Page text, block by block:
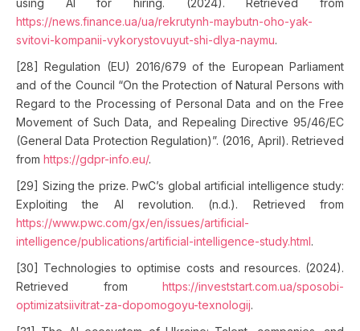
using AI for hiring. (2024). Retrieved from
https://news.finance.ua/ua/rekrutynh-maybutn-oho-yak-
svitovi-kompanii-vykorystovuyut-shi-dlya-naymu.
[28] Regulation (EU) 2016/679 of the European Parliament
and of the Council “On the Protection of Natural Persons with
Regard to the Processing of Personal Data and on the Free
Movement of Such Data, and Repealing Directive 95/46/EC
(General Data Protection Regulation)”. (2016, April). Retrieved
from https://gdpr-info.eu/.
[29] Sizing the prize. PwC’s global artificial intelligence study:
Exploiting the AI revolution. (n.d.). Retrieved from
https://www.pwc.com/gx/en/issues/artificial-
intelligence/publications/artificial-intelligence-study.html.
[30] Technologies to optimise costs and resources. (2024).
Retrieved from https://investstart.com.ua/sposobi-
optimizatsiivitrat-za-dopomogoyu-texnologij.